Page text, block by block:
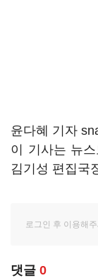
윤다혜 기자
이 기사는 뉴
김기성 편집국
댓글 0